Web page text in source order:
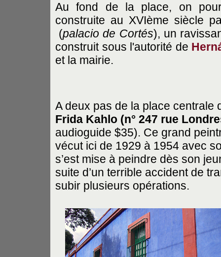
Au fond de la place, on
construite au XVIème siècle
(palacio de Cortés), un
construit sous l'autorité de
et la mairie.
A deux pas de la place
Frida Kahlo (n° 247 rue
audioguide $35). Ce grand
vécut ici de 1929 à 1954 avec
s’est mise à peindre dès son
suite d’un terrible accident de
subir plusieurs opérations.